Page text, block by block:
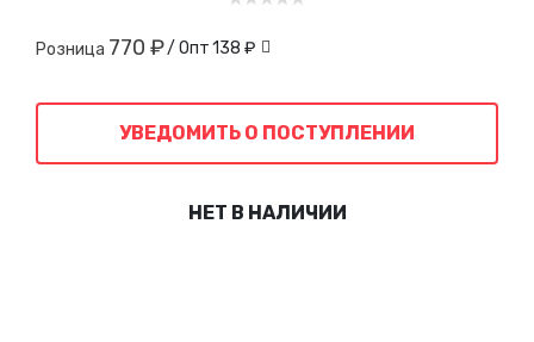
Розница 770 ₽/ Опт138 ₽
УВЕДОМИТЬ О ПОСТУПЛЕНИИ
НЕТ В НАЛИЧИИ